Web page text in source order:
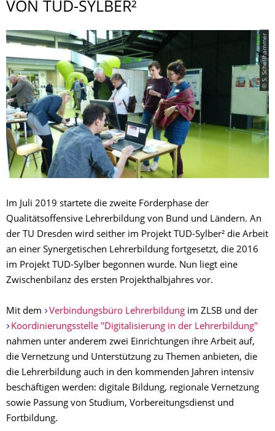
VON TUD-SYLBER²
© S. Schellhammer
Im Juli 2019 startete die zweite Förderphase der
Qualitätsoffensive Lehrerbildung von Bund und Ländern. An
der TU Dresden wird seither im Projekt TUD-Sylber² die Arbeit
an einer Synergetischen Lehrerbildung fortgesetzt, die 2016
im Projekt TUD-Sylber begonnen wurde. Nun liegt eine
Zwischenbilanz des ersten Projekthalbjahres vor.
Mit dem Verbindungsbüro Lehrerbildungim ZLSB und der
Koordinierungsstelle "Digitalisierung in der Lehrerbildung"
nahmen unter anderem zwei Einrichtungen ihre Arbeit auf,
die Vernetzung und Unterstützung zu Themen anbieten, die
die Lehrerbildung auch in den kommenden Jahren intensiv
beschäftigen werden: digitale Bildung, regionale Vernetzung
sowie Passung von Studium, Vorbereitungsdienst und
Fortbildung.